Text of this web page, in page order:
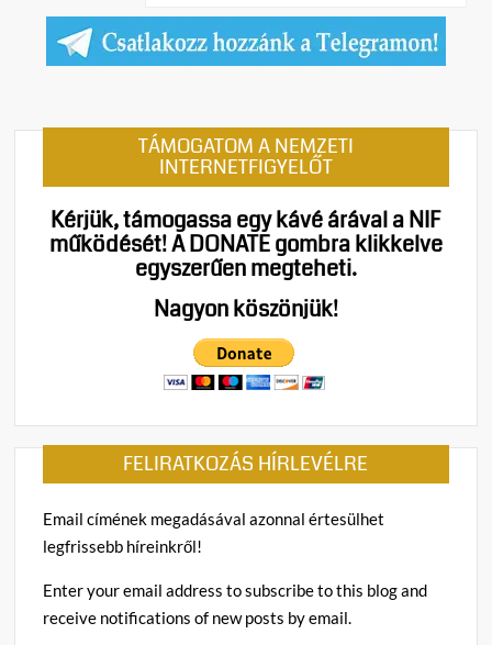
TÁMOGATOM A NEMZETI
INTERNETFIGYELŐT
Kérjük, támogassa egy kávé árával a NIF
működését!A DONATE gombra klikkelve
egyszerűen megteheti.
Nagyon köszönjük!
FELIRATKOZÁS HÍRLEVÉLRE
Email címének megadásával azonnal értesülhet
legfrissebb híreinkről!
Enter your email address to subscribe to this blog and
receive notifications of new posts by email.